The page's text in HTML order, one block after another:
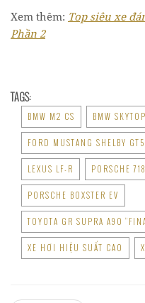
Xem thêm: Top siêu xe
Phần 2
TAGS:
BMW M2 CS BMW SKYTOP
FORD MUSTANG SHELBY
LEXUS LF-R PORSCHE
PORSCHE BOXSTER EV
TOYOTA GR SUPRA A90
XE HƠI HIỆU SUẤT CAO